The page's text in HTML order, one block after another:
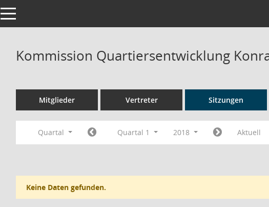
Toggle navigation
Kommission Quartiersentwicklung
Mitglieder Vertreter Sitzungen
Quartal Quartal 1 2018 Aktuell
Keine Daten gefunden.